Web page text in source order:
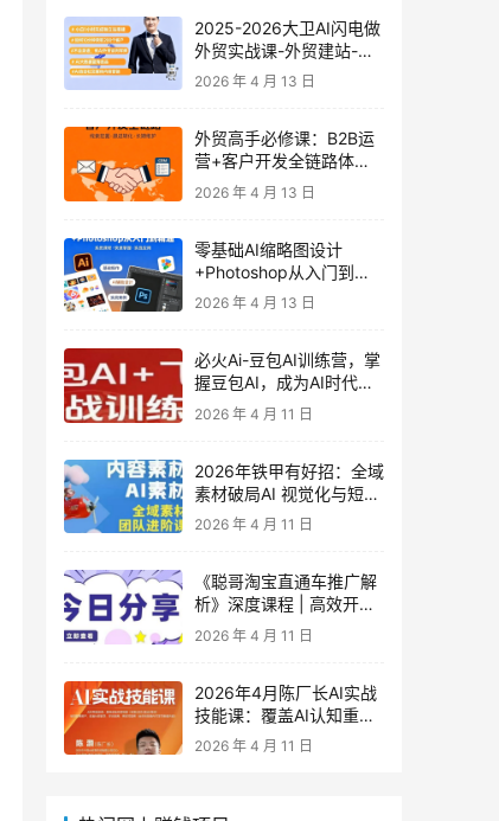
2025-2026大卫AI闪电做
外贸实战课-外贸建站-开
发客户-内容营销-从0到3
2026 年 4 月 13 日
外贸高手必修课：B2B运
营+客户开发全链路体系
课 | 从0到1成为外贸精英
2026 年 4 月 13 日
零基础AI缩略图设计
+Photoshop从入门到精
通 全套教程（含形象照拍
2026 年 4 月 13 日
必火Ai-豆包AI训练营，掌
握豆包AI，成为AI时代的
全能型人才
2026 年 4 月 11 日
2026年铁甲有好招：全域
素材破局AI 视觉化与短剧
营销实战指南——高效增
策略
2026 年 4 月 11 日
《聪哥淘宝直通车推广解
析》深度课程 | 高效开
车、极速投产系统实操课
2026 年 4 月 11 日
2026年4月陈厂长AI实战
技能课：覆盖AI认知重
构、智能体与大模型解
2026 年 4 月 11 日